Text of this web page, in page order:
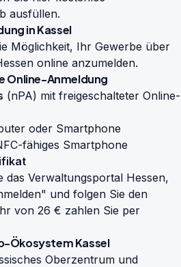
ausfüllen.
in Kassel
Möglichkeit, Ihr Gewerbe über
online anzumelden.
Online-Anmeldung
(nPA) mit freigeschalteter Online-
oder Smartphone
fähiges Smartphone
das Verwaltungsportal Hessen,
und folgen Sie den
von 26 € zahlen Sie per
Ökosystem Kassel
Oberzentrum und